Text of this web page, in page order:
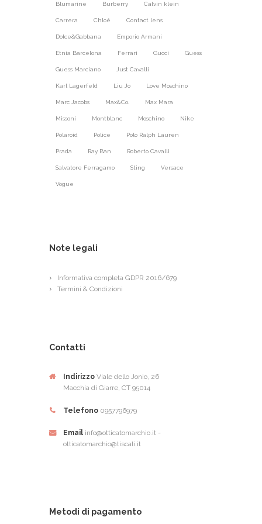
Blumarine Burberry Calvin klein
Carrera Chloé Contact lens
Dolce&Gabbana Emporio Armani
Etnia Barcelona Ferrari Gucci Guess
Guess Marciano Just Cavalli
Karl Lagerfeld Liu Jo Love Moschino
Marc Jacobs Max&Co. Max Mara
Missoni Montblanc Moschino Nike
Polaroid Police Polo Ralph Lauren
Prada Ray Ban Roberto Cavalli
Salvatore Ferragamo Sting Versace
Vogue
Note legali
Informativa completa GDPR 2016/679
Termini & Condizioni
Contatti
Indirizzo Viale dello Jonio, 26
Macchia di Giarre, CT 95014
Telefono 0957796979
Email info@otticatomarchio.it -
otticatomarchio@tiscali.it
Metodi di pagamento